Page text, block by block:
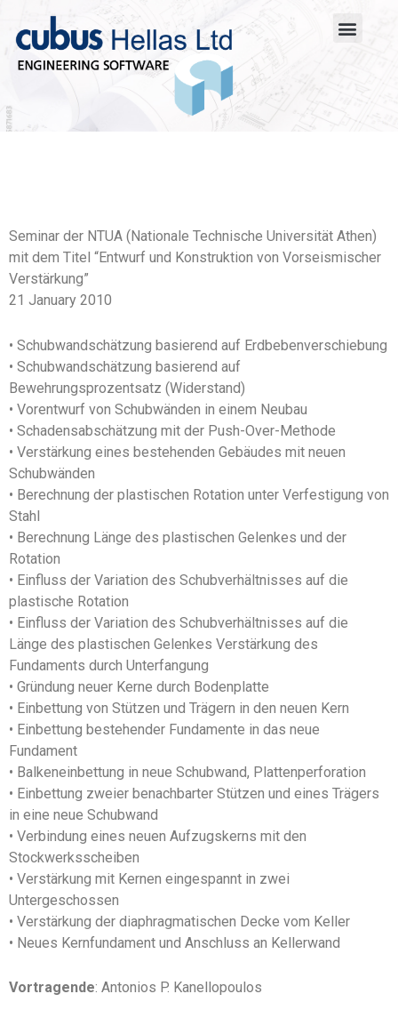
Seminar der NTUA (Nationale Technische Universität Athen)
mit dem Titel “Entwurf und Konstruktion von Vorseismischer
Verstärkung”
21 January 2010
• Schubwandschätzung basierend auf Erdbebenverschiebung
• Schubwandschätzung basierend auf
Bewehrungsprozentsatz (Widerstand)
• Vorentwurf von Schubwänden in einem Neubau
• Schadensabschätzung mit der Push-Over-Methode
• Verstärkung eines bestehenden Gebäudes mit neuen
Schubwänden
• Berechnung der plastischen Rotation unter Verfestigung von
Stahl
• Berechnung Länge des plastischen Gelenkes und der
Rotation
• Einfluss der Variation des Schubverhältnisses auf die
plastische Rotation
• Einfluss der Variation des Schubverhältnisses auf die
Länge des plastischen Gelenkes Verstärkung des
Fundaments durch Unterfangung
• Gründung neuer Kerne durch Bodenplatte
• Einbettung von Stützen und Trägern in den neuen Kern
• Einbettung bestehender Fundamente in das neue
Fundament
• Balkeneinbettung in neue Schubwand, Plattenperforation
• Einbettung zweier benachbarter Stützen und eines Trägers
in eine neue Schubwand
• Verbindung eines neuen Aufzugskerns mit den
Stockwerksscheiben
• Verstärkung mit Kernen eingespannt in zwei
Untergeschossen
• Verstärkung der diaphragmatischen Decke vom Keller
• Neues Kernfundament und Anschluss an Kellerwand
Vortragende: Antonios P. Kanellopoulos